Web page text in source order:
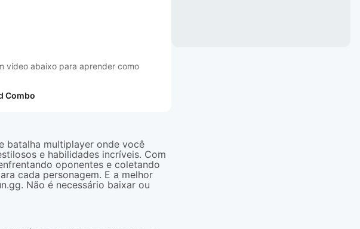
vídeo abaixo para aprender como
Combo
batalha multiplayer onde você
e habilidades incríveis. Com
oponentes e coletando
cada personagem. E a melhor
Não é necessário baixar ou